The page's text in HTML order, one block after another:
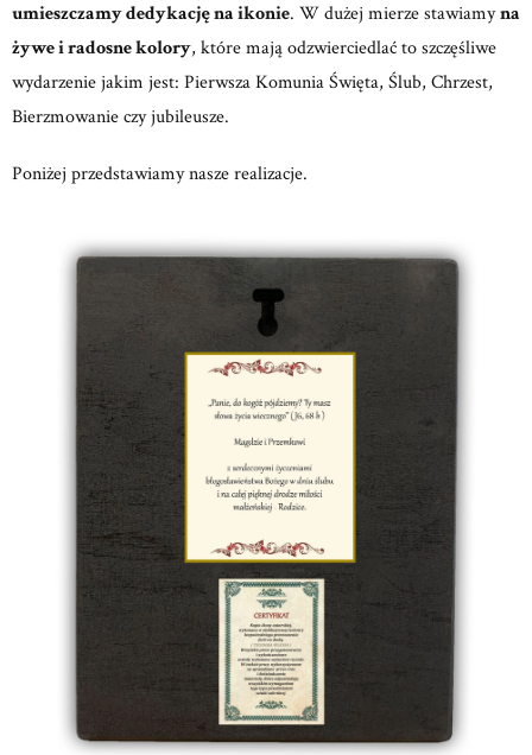
umieszczamy dedykację na ikonie. W dużej mierze stawiamyna
żywe i radosne kolory, które mają odzwierciedlać to szczęśliwe
wydarzenie jakim jest: Pierwsza Komunia Święta, Ślub, Chrzest,
Bierzmowanie czy jubileusze.
Poniżej przedstawiamy nasze realizacje.